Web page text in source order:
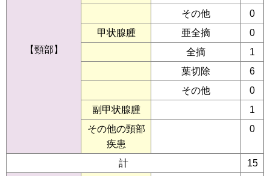
【頸部】
その他
0
甲状腺腫
亜全摘
0
全摘
1
葉切除
6
その他
0
副甲状腺腫
1
その他の頸部
疾患
0
計 15